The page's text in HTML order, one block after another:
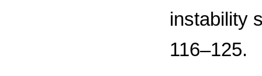
instability
116–125.